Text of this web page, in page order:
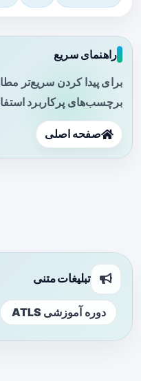
راهنمای سریع
برای پیدا کردن سریع‌تر
برچسب‌های پرکاربرد
صفحه اصلی
تبلیغات متنی
دوره آموزشی ATLS